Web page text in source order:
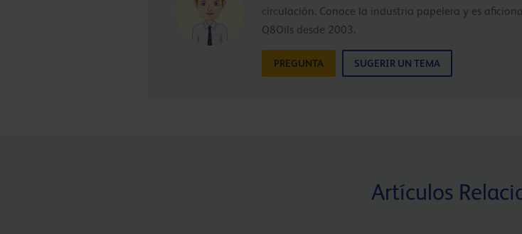
circulación. Conoce la industria papelera y es
Q8Oils desde 2003.
PREGUNTA SUGERIR UN TEMA
Artículos